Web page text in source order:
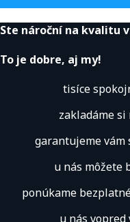
Ste nároční na kvalitu
To je dobre, aj my!
tisíce
zakladáme
garantujeme
u nás môžete
ponúkame
u nás